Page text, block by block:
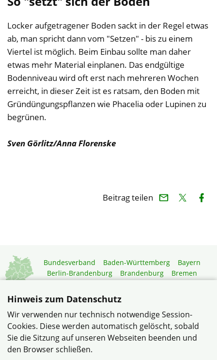
Locker aufgetragener Boden sackt in der Regel etwas
ab, man spricht dann vom "Setzen" - bis zu einem
Viertel ist möglich. Beim Einbau sollte man daher
etwas mehr Material einplanen. Das endgültige
Bodenniveau wird oft erst nach mehreren Wochen
erreicht, in dieser Zeit ist es ratsam, den Boden mit
Gründüngungspflanzen wie Phacelia oder Lupinen zu
begrünen.
Sven Görlitz/Anna Florenske
Beitrag teilen
Bundesverband Baden-Württemberg
Bayern
Berlin-Brandenburg
Brandenburg
Bremen
Niedersachsen
Rheinland-Pfalz
Saarland
Sachsen-Anhalt
Schleswig-Holstein
Thüringen
Mitgliedermagazin
Gartenberatung
Hinweis zum Datenschutz
Wir verwenden nur technisch notwendige Session-
Cookies. Diese werden automatisch gelöscht, sobald
Sie die Sitzung auf unseren Webseiten beenden und
den Browser schließen.